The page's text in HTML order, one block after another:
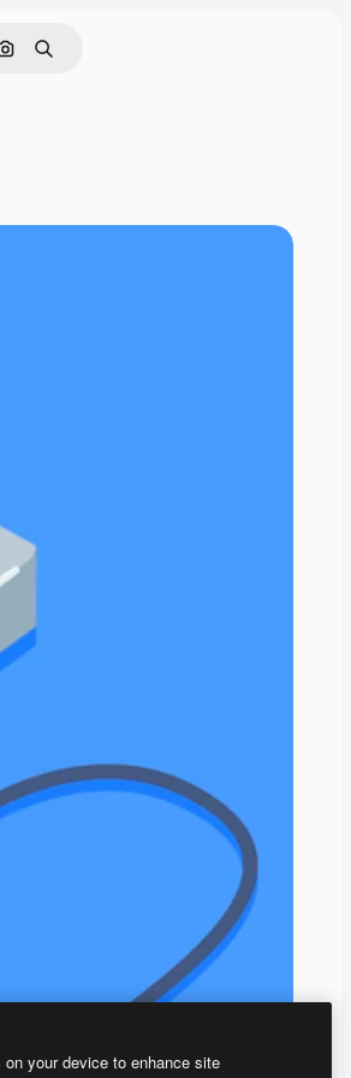
画像で検索
検索
your device to enhance site